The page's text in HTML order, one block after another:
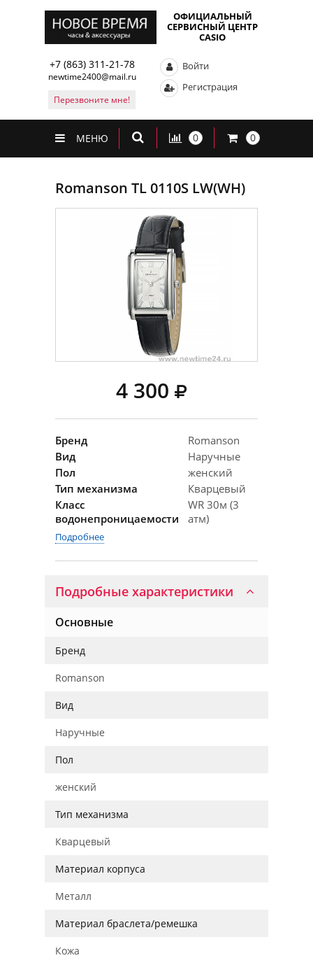
ОФИЦИАЛЬНЫЙ
СЕРВИСНЫЙ ЦЕНТР
CASIO
+7 (863) 311-21-78
newtime2400@mail.ru
Перезвоните мне!
Войти
Регистрация
МЕНЮ 0 0
Romanson TL 0110S LW(WH)
4 300
Бренд
Romanson
Вид
Наручные
Пол
женский
Тип механизма
Кварцевый
Класс
водонепроницаемости
WR 30м (3
атм)
Подробнее
Подробные характеристики
Основные
Бренд
Romanson
Вид
Наручные
Пол
женский
Тип механизма
Кварцевый
Материал корпуса
Металл
Материал браслета/ремешка
Кожа